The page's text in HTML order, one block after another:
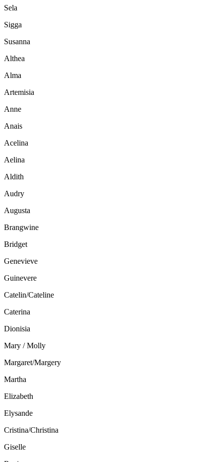
Sela
Sigga
Susanna
Althea
Alma
Artemisia
Anne
Anais
Acelina
Aelina
Aldith
Audry
Augusta
Brangwine
Bridget
Genevieve
Guinevere
Catelin/Cateline
Caterina
Dionisia
Mary / Molly
Margaret/Margery
Martha
Elizabeth
Elysande
Cristina/Christina
Giselle